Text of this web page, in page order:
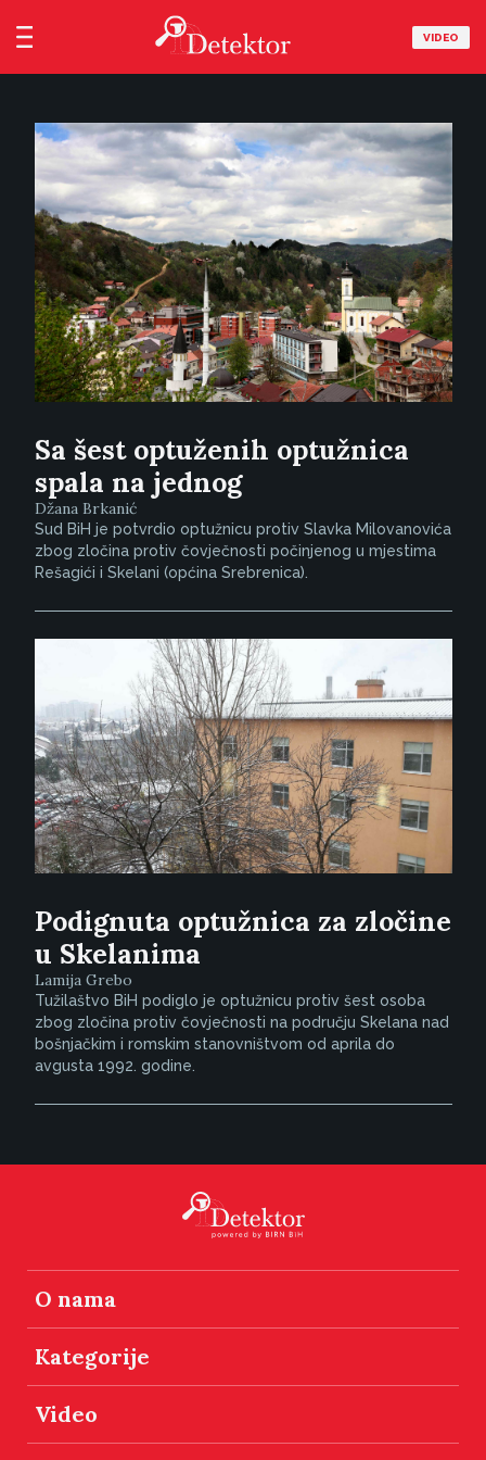
VIDEO
Sa šest optuženih optužnica
spala na jednog
Džana Brkanić
Sud BiH je potvrdio optužnicu protiv Slavka Milovanovića
zbog zločina protiv čovječnosti počinjenog u mjestima
Rešagići i Skelani (općina Srebrenica).
Podignuta optužnica za zločine
u Skelanima
Lamija Grebo
Tužilaštvo BiH podiglo je optužnicu protiv šest osoba
zbog zločina protiv čovječnosti na području Skelana nad
bošnjačkim i romskim stanovništvom od aprila do
avgusta 1992. godine.
O nama
Kategorije
Video